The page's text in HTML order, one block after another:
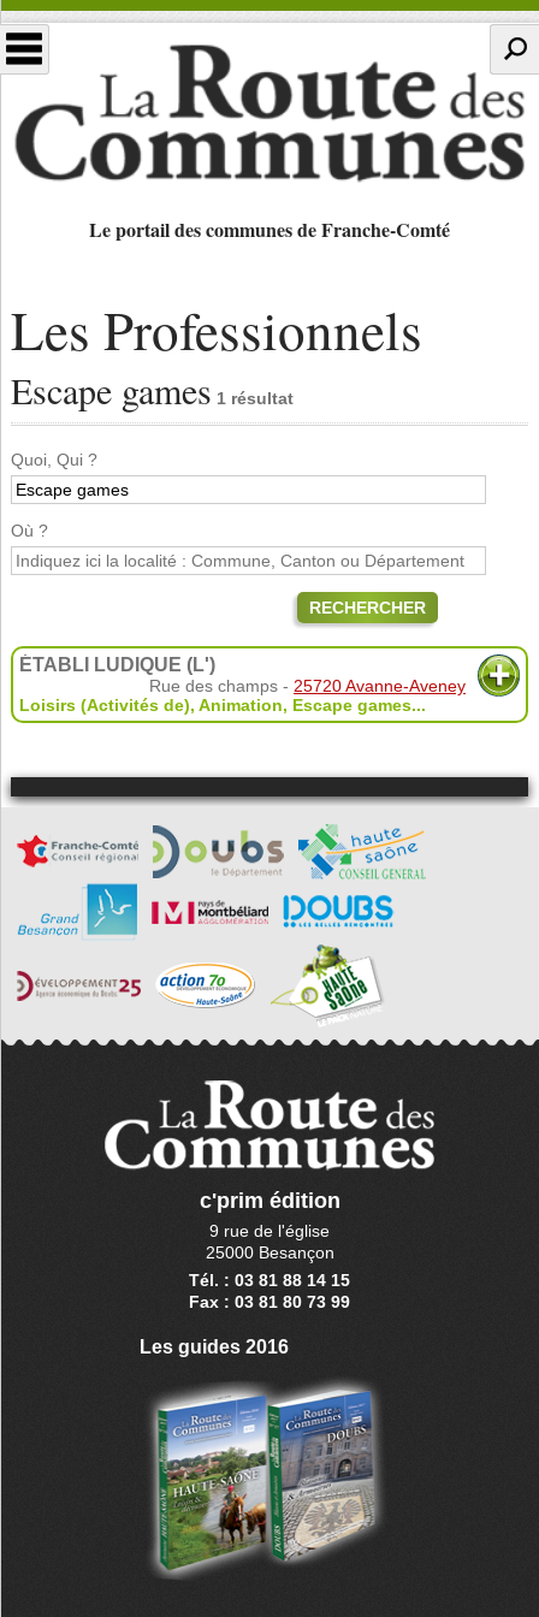
Le portail des communes de Franche-Comté
Les Professionnels
Escape games 1 résultat
Quoi, Qui ?
Où ?
RECHERCHER
ÉTABLI LUDIQUE (L')
Rue des champs - 25720 Avanne-Aveney
Loisirs (Activités de), Animation, Escape games...
c'prim édition
9 rue de l'église
25000 Besançon
Tél. : 03 81 88 14 15
Fax : 03 81 80 73 99
Les guides 2016